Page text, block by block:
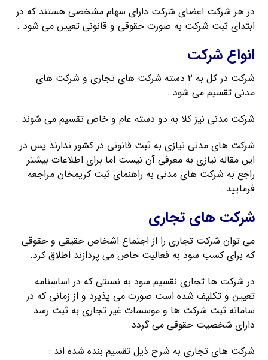
در هر شرکت اعضای شرکت دارای سهام مشخصی هستند که در
ابتدای ثبت شرکت به صورت حقوقی و قانونی تعیین می شود .
انواع شرکت
شرکت در کل به ۲ دسته شرکت های تجاری و شرکت های
مدنی تقسیم می شود .
شرکت مدنی نیز کلا به دو دسته عام و خاص تقسیم می شوند .
شرکت های مدنی نیازی به ثبت قانونی در کشور ندارند پس در
این مقاله نیازی به معرفی آن نیست اما برای اطلاعات بیشتر
راجع به شرکت های مدنی به راهنمای ثبت کریمخان مراجعه
فرمایید .
شرکت های تجاری
می توان شرکت تجاری را از اجتماع اشخاص حقیقی و حقوقی
که برای کسب سود به فعالیت خاص می پردازند اطلاق کرد.
در شرکت ها تجاری نقسیم سود به نسبتی که در اساسنامه
تعیین و تکلیف شده است صورت می پذیرد و از زمانی که در
سامانه ثبت شرکت ها و موسسات غیر تجاری به ثبت رسد
دارای شخصیت حقوقی می گردد.
شرکت های تجاری به شرح ذیل تقسیم بنده شده اند :